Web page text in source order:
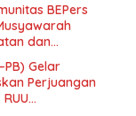
BEPers
dan
Riset di seluruh
Gelar
Perjuangan